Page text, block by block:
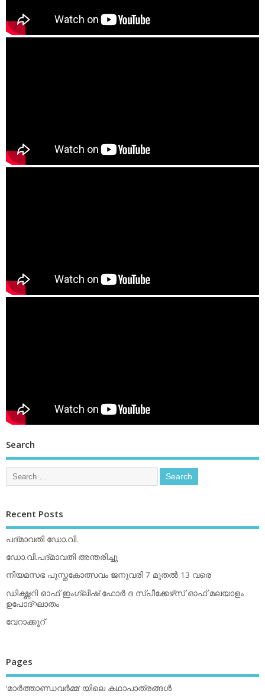
Search
Recent Posts
പദ്മാവതി ഡോ.വി.
ഡോ.വി.പദ്മാവതി അന്തരിച്ചു
നിയമസഭ പുസ്തകോത്സവം ജനുവരി 7 മുതല്‍ 13 വരെ
ഡിക്ഷ്ണറി ഓഫ് ഇംഗ്ലിഷ് ഫോര്‍ ദ സ്പീക്കേഴ്‌സ് ഓഫ് മലയാളം
ഉപോദ്ഘാതം
വേറാക്കൂറ്
Pages
‘മാര്‍ത്താണ്ഡവര്‍മ്മ’ യിലെ കഥാപാത്രങ്ങള്‍